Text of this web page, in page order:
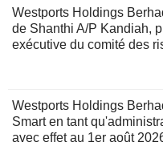
Westports Holdings
de Shanthi A/P Kandiah,
exécutive du comité des
Westports Holdings
Smart en tant
avec effet au 1er août